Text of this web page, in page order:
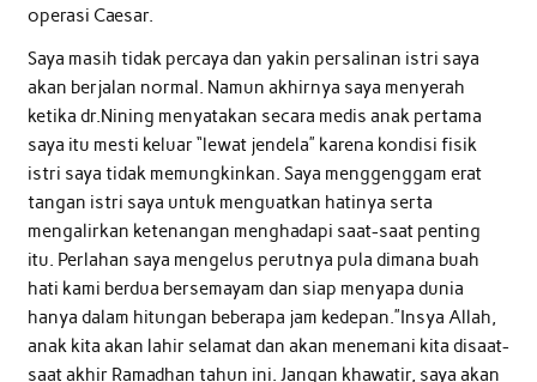
operasi Caesar.
Saya masih tidak percaya dan yakin persalinan istri saya
akan berjalan normal. Namun akhirnya saya menyerah
ketika dr.Nining menyatakan secara medis anak pertama
saya itu mesti keluar “lewat jendela” karena kondisi fisik
istri saya tidak memungkinkan. Saya menggenggam erat
tangan istri saya untuk menguatkan hatinya serta
mengalirkan ketenangan menghadapi saat-saat penting
itu. Perlahan saya mengelus perutnya pula dimana buah
hati kami berdua bersemayam dan siap menyapa dunia
hanya dalam hitungan beberapa jam kedepan.”Insya Allah,
anak kita akan lahir selamat dan akan menemani kita disaat-
saat akhir Ramadhan tahun ini. Jangan khawatir, saya akan